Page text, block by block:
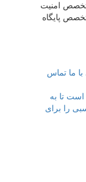
امنیت
پایگاه
ما تماس
است تا به
را برای